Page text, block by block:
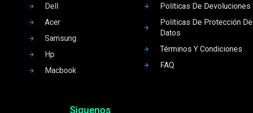
Dell
Acer
Samsung
Hp
Macbook
Políticas De Devoluciones
Políticas De Protección De
Datos
Términos Y Condiciones
FAQ
Siguenos